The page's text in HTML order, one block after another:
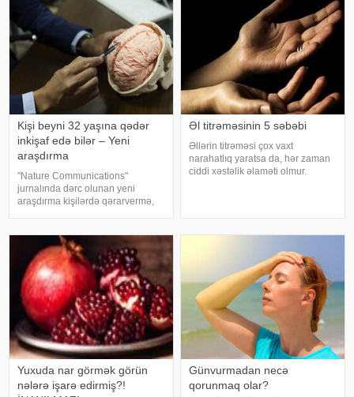
Kişi beyni 32 yaşına qədər
inkişaf edə bilər – Yeni
araşdırma
"Nature Communications"
jurnalında dərc olunan yeni
araşdırma kişilərdə qərarvermə,
olan beyin nahiyələrinin orta
hesabla 32 yaşına qədər inkişa
Əl titrəməsinin 5 səbəbi
Əllərin titrəməsi çox vaxt
narahatlıq yaratsa da, hər zaman
ciddi xəstəlik əlaməti olmur.
Yuxuda nar görmək görün
nələrə işarə edirmiş?!
Günvurmadan necə
qorunmaq olar?